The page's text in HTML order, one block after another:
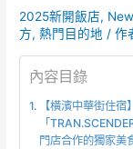
2025新開飯店,
方,熱門目的地 / 作
內容目錄
【橫濱中華街住
「
門店合作的獨家美